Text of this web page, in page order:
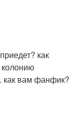
как
колонию
как вам фанфик?